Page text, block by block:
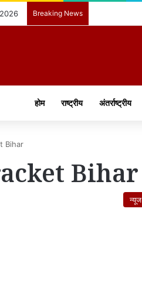
Breaking News
होम राष्ट्रीय अंतर्राष्ट्रीय
Bihar
Bihar
न्यूज